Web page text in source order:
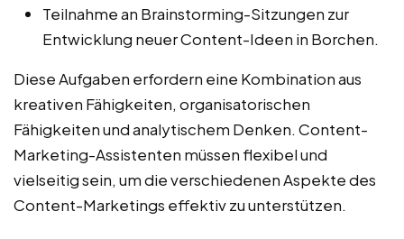
Teilnahme an Brainstorming-Sitzungen zur
Entwicklung neuer Content-Ideen in Borchen.
Diese Aufgaben erfordern eine Kombination aus
kreativen Fähigkeiten, organisatorischen
Fähigkeiten und analytischem Denken. Content-
Marketing-Assistenten müssen flexibel und
vielseitig sein, um die verschiedenen Aspekte des
Content-Marketings effektiv zu unterstützen.